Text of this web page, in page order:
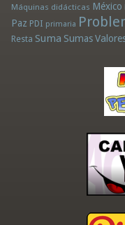
Máquinas didácticas México
Paz PDI primaria
Resta Suma Sumas